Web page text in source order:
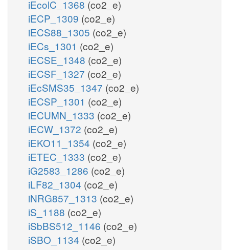
iEcolC_1368 (co2_e)
iECP_1309 (co2_e)
iECS88_1305 (co2_e)
iECs_1301 (co2_e)
iECSE_1348 (co2_e)
iECSF_1327 (co2_e)
iEcSMS35_1347 (co2_e)
iECSP_1301 (co2_e)
iECUMN_1333 (co2_e)
iECW_1372 (co2_e)
iEKO11_1354 (co2_e)
iETEC_1333 (co2_e)
iG2583_1286 (co2_e)
iLF82_1304 (co2_e)
iNRG857_1313 (co2_e)
iS_1188 (co2_e)
iSbBS512_1146 (co2_e)
iSBO_1134 (co2_e)